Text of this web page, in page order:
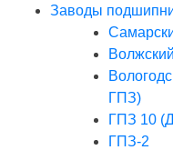
Заводы
ГПЗ)
ГПЗ 10
ГПЗ-2